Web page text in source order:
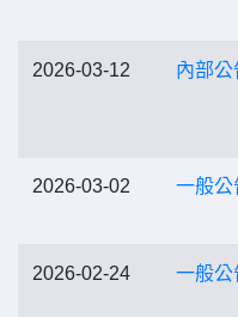
2026-03-12 內部公
2026-03-02 一般公
2026-02-24 一般公